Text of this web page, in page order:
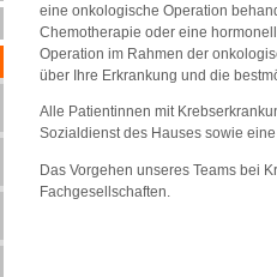
eine onkologische Operation
Chemotherapie oder eine
Operation im Rahmen der
über Ihre Erkrankung und die
Alle Patientinnen mit
Sozialdienst des Hauses sowie
Das Vorgehen unseres Teams bei
Fachgesellschaften.